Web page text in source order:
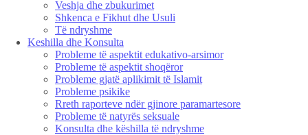
Veshja dhe zbukurimet
Shkenca e Fikhut dhe Usuli
Të ndryshme
Keshilla dhe Konsulta
Probleme të aspektit edukativo-arsimor
Probleme të aspektit shoqëror
Probleme gjatë aplikimit të Islamit
Probleme psikike
Rreth raporteve ndër gjinore paramartesore
Probleme të natyrës seksuale
Konsulta dhe këshilla të ndryshme